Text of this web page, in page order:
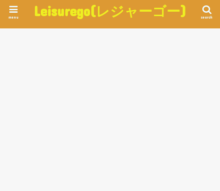
Leisurego(レジャーゴー) search
menu